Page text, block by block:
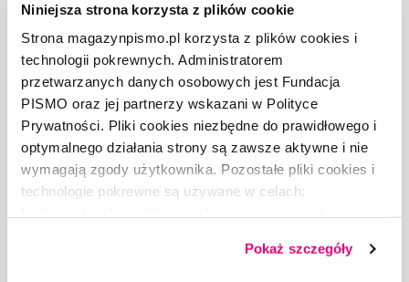
Niniejsza strona korzysta z plików cookie
Strona magazynpismo.pl korzysta z plików cookies i
technologii pokrewnych. Administratorem
przetwarzanych danych osobowych jest Fundacja
PISMO oraz jej partnerzy wskazani w Polityce
Prywatności. Pliki cookies niezbędne do prawidłowego i
optymalnego działania strony są zawsze aktywne i nie
wymagają zgody użytkownika. Pozostałe pliki cookies i
technologie pokrewne są używane w celach:
dobrowolną zgodę na pliki cookies i technologie
pokrewne, zgadzasz się na przechowywanie informacji
Pokaż szczegóły
Copyright © Fundacja Pismo
O „PIŚMIE”